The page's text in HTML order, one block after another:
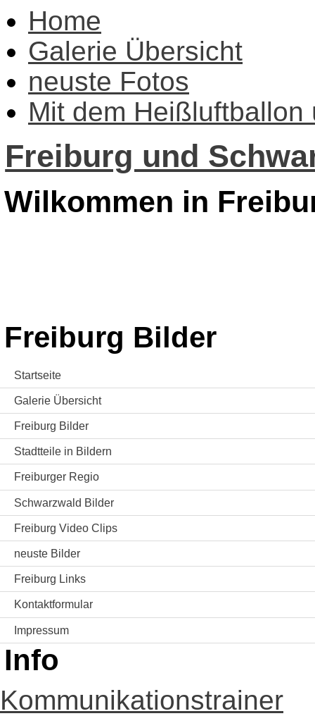
Home
Galerie Übersicht
neuste Fotos
Mit dem Heißluftballon
Freiburg und
Wilkommen in
Freiburg Bilder
Startseite
Galerie Übersicht
Freiburg Bilder
Stadtteile in Bildern
Freiburger Regio
Schwarzwald Bilder
Freiburg Video Clips
neuste Bilder
Freiburg Links
Kontaktformular
Impressum
Info
Kommunikationstrainer